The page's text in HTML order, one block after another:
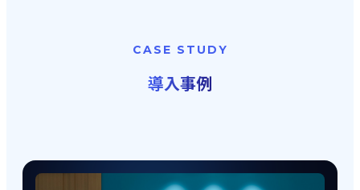
CASE STUDY
導入事例